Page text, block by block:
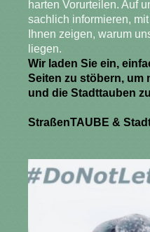
harten Vorurteilen. Auf
sachlich informieren,
Ihnen zeigen, warum
liegen.
Wir laden Sie ein,
Seiten zu stöbern, um
und die Stadttauben
StraßenTAUBE &